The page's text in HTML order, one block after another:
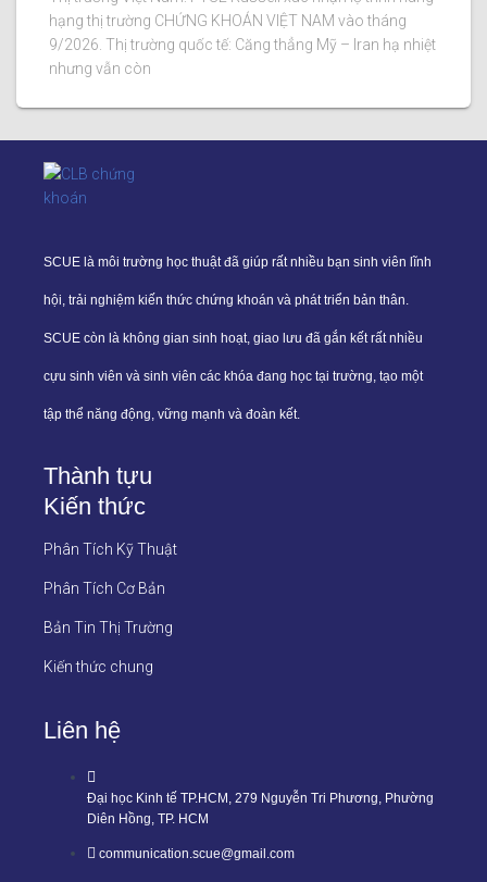
hạng thị trường CHỨNG KHOÁN VIỆT NAM vào tháng
9/2026. Thị trường quốc tế: Căng thẳng Mỹ – Iran hạ nhiệt
nhưng vẫn còn
SCUE là môi trường học thuật đã giúp rất nhiều bạn sinh viên lĩnh
hội, trải nghiệm kiến thức chứng khoán và phát triển bản thân.
SCUE còn là không gian sinh hoạt, giao lưu đã gắn kết rất nhiều
cựu sinh viên và sinh viên các khóa đang học tại trường, tạo một
tập thể năng động, vững mạnh và đoàn kết.
Thành tựu
Kiến thức
Phân Tích Kỹ Thuật
Phân Tích Cơ Bản
Bản Tin Thị Trường
Kiến thức chung
Liên hệ
Đại học Kinh tế TP.HCM, 279 Nguyễn Tri Phương, Phường
Diên Hồng, TP. HCM
communication.scue@gmail.com